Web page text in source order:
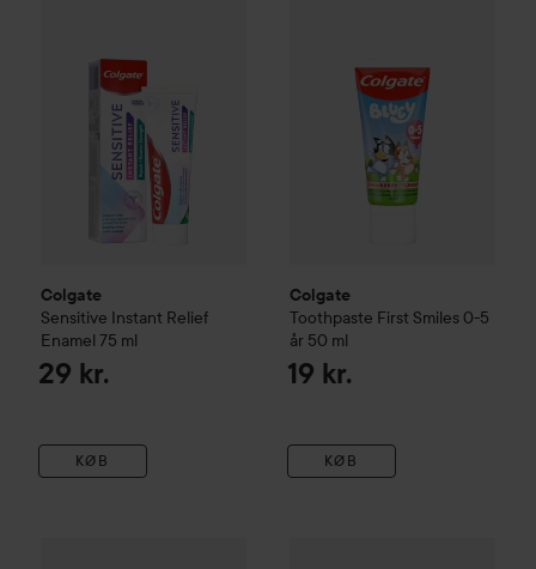
Colgate
Sensitive Instant Relief
Enamel 75 ml
29 kr.
KØB
Colgate
Toothpaste First Smiles 0-5
år 50 ml
19 kr.
KØB